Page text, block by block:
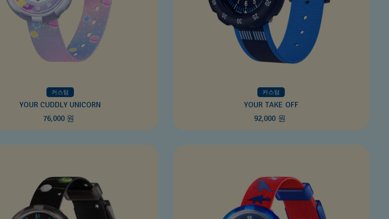
커스텀
YOUR CUDDLY UNICORN
76,000 원
커스텀
YOUR TAKE OFF
92,000 원